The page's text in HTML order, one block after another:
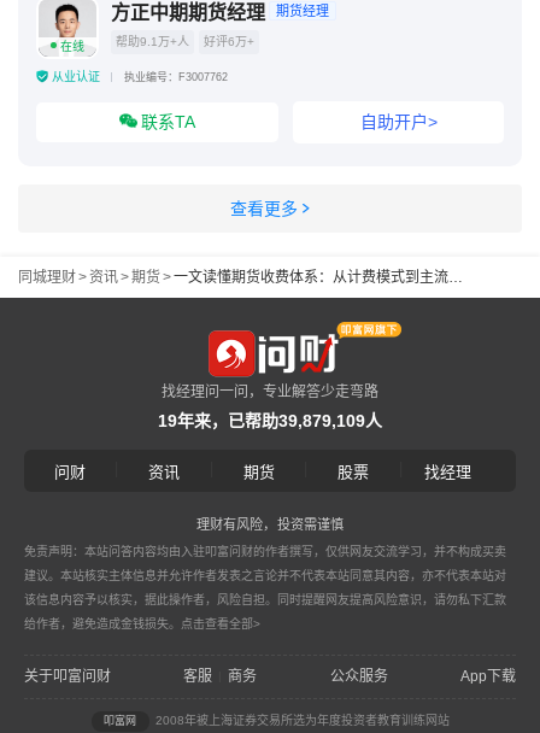
在线
方正中期期货经理 期货经理
帮助9.1万+人 好评6万+
从业认证 执业编号：F3007762
联系TA 自助开户>
查看更多
同城理财>资讯>期货>
找经理问一问，专业解答少走弯路
19年来，已帮助39,879,109人
问财 资讯 期货 股票 找经理
理财有风险，投资需谨慎
免责声明：本站问答内容均由入驻叩富问财的作者撰写，仅供网友交流学习，并不构成买卖
建议。本站核实主体信息并允许作者发表之言论并不代表本站同意其内容，亦不代表本站对
该信息内容予以核实，据此操作者，风险自担。同时提醒网友提高风险意识，请勿私下汇款
给作者，避免造成金钱损失。 点击查看全部>
关于叩富问财 客服 商务 公众服务 App下载
叩富网 2008年被上海证券交易所选为年度投资者教育训练网站